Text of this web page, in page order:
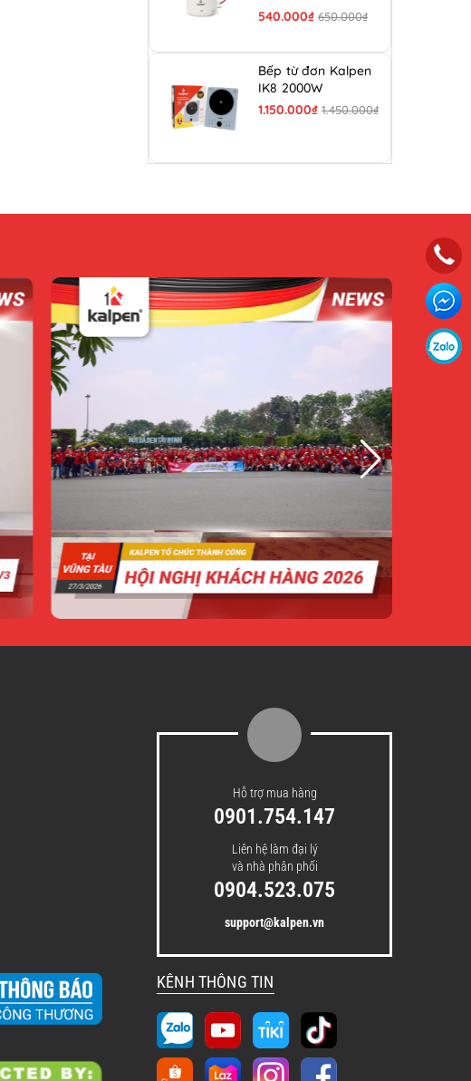
540.000₫ 650.000₫
Bếp từ đơn Kalpen
IK8 2000W
1.150.000₫ 1.450.000₫
Hỗ trợ mua hàng
0901.754.147
Liên hệ làm đại lý
và nhà phân phối
0904.523.075
support@kalpen.vn
KÊNH THÔNG TIN